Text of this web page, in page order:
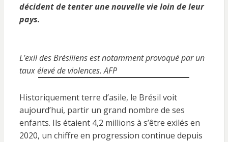
décident de tenter une nouvelle vie loin de leur
pays.
L’exil des Brésiliens est notamment provoqué par un
taux élevé de violences. AFP
Historiquement terre d’asile, le Brésil voit
aujourd’hui, partir un grand nombre de ses
enfants. Ils étaient 4,2 millions à s’être exilés en
2020, un chiffre en progression continue depuis